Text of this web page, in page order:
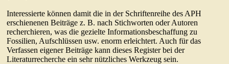
Interessierte können damit die in der Schriftenreihe des APH
erschienenen Beiträge z. B. nach Stichworten oder Autoren
recherchieren, was die gezielte Informationsbeschaffung zu
Fossilien, Aufschlüssen usw. enorm erleichtert. Auch für das
Verfassen eigener Beiträge kann dieses Register bei der
Literaturrecherche ein sehr nützliches Werkzeug sein.